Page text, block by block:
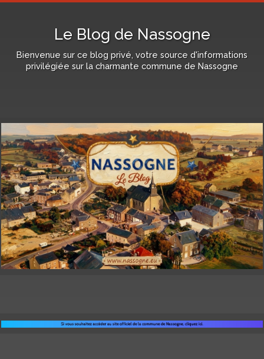
Le Blog de Nassogne
Bienvenue sur ce blog privé, votre source d'informations
privilégiée sur la charmante commune de Nassogne